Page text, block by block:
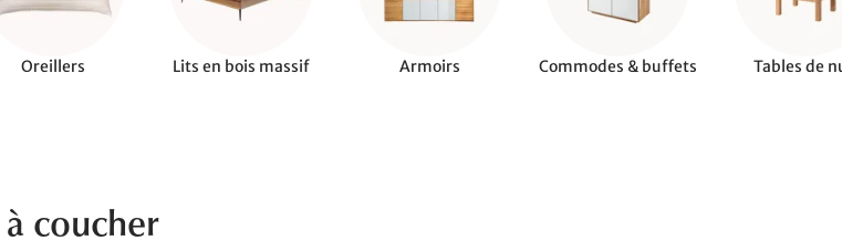
Oreillers Lits en bois massif Armoirs Commodes & buffets Tables de
coucher